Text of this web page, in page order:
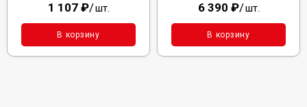
1 107 ₽/шт.
В корзину
6 390 ₽/шт.
В корзину